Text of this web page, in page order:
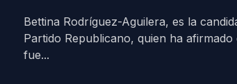
Bettina Rodríguez-Aguilera, es la
Partido Republicano, quien ha afirmado
fue...